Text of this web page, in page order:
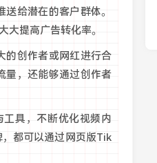
给潜在的客户群体。
提高广告转化率。
的创作者或网红进行合
量，还能够通过创作者
具，不断优化视频内
都可以通过网页版Tik